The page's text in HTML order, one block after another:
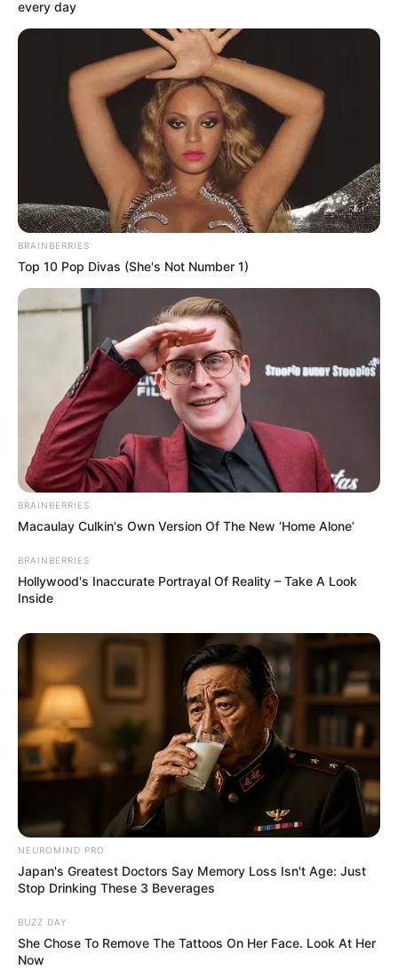
every day
BRAINBERRIES
Top 10 Pop Divas (She's Not Number 1)
BRAINBERRIES
Macaulay Culkin's Own Version Of The New ‘Home Alone’
BRAINBERRIES
Hollywood's Inaccurate Portrayal Of Reality – Take A Look
Inside
NEUROMIND PRO
Japan's Greatest Doctors Say Memory Loss Isn't Age: Just
Stop Drinking These 3 Beverages
BUZZ DAY
She Chose To Remove The Tattoos On Her Face. Look At Her
Now